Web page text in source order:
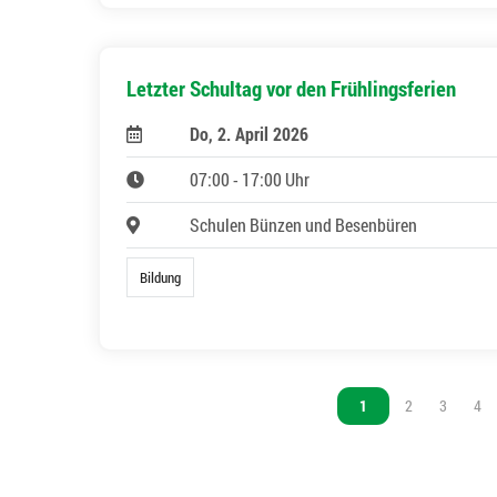
Letzter Schultag vor den Frühlingsferien
Do, 2. April 2026
07:00 - 17:00 Uhr
Schulen Bünzen und Besenbüren
Bildung
Vous êtes sur la page
1 Vous êtes sur la
2 Vous
3 4